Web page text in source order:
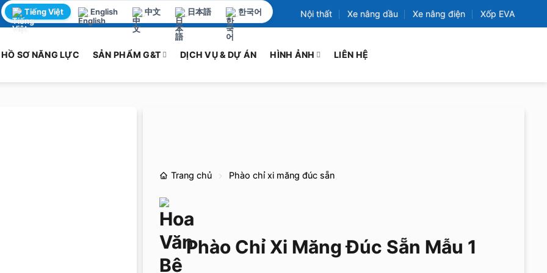
Tiếng Việt English 中文 日本語 한국어 Nội thất Xe nâng dầu Xe nâng điện Xốp EVA
HỒ SƠ NĂNG LỰC SẢN PHẨM G&T DỊCH VỤ & DỰ ÁN HÌNH ẢNH LIÊN HỆ
Trang chủ Phào chỉ xi măng đúc sẵn
Phào Chỉ Xi Măng Đúc Sẵn Mẫu 1